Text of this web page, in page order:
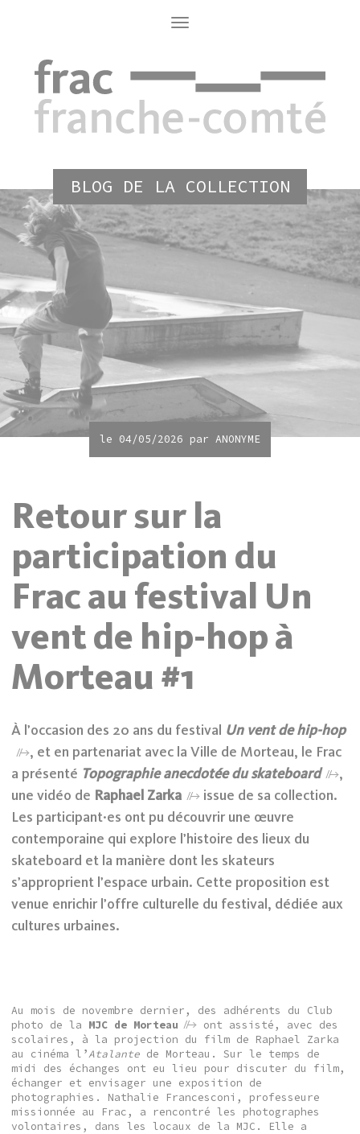
Toggle
navigation
BLOG DE LA COLLECTION
le 04/05/2026 par ANONYME
Retour sur la
participation du
Frac au festival Un
vent de hip-hop à
Morteau #1
À l’occasion des 20 ans du festival Un vent de hip-hop
, et en partenariat avec la Ville de Morteau, le Frac
a présenté Topographie anecdotée du skateboard
,
une vidéo de Raphael Zarka
issue de sa collection.
Les participant·es ont pu découvrir une œuvre
contemporaine qui explore l’histoire des lieux du
skateboard et la manière dont les skateurs
s’approprient l’espace urbain. Cette proposition est
venue enrichir l’offre culturelle du festival, dédiée aux
cultures urbaines.
Au mois de novembre dernier, des adhérents du Club
photo de la MJC de Morteau
ont assisté, avec des
scolaires, à la projection du film de Raphael Zarka
au cinéma l’Atalante de Morteau. Sur le temps de
midi des échanges ont eu lieu pour discuter du film,
échanger et envisager une exposition de
photographies. Nathalie Francesconi, professeure
missionnée au Frac, a rencontré les photographes
volontaires, dans les locaux de la MJC. Elle a